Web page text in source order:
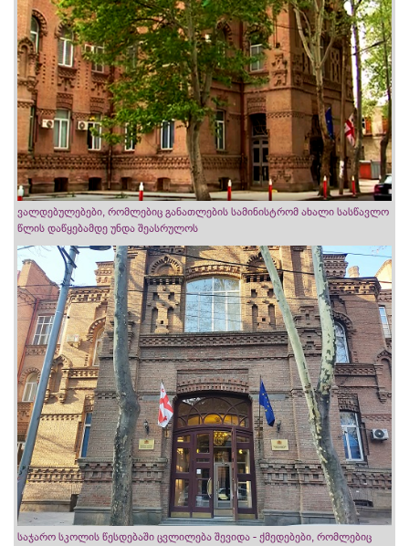
ვალდებულებები, რომლებიც განათლების სამინისტრომ ახალი სასწავლო
წლის დაწყებამდე უნდა შეასრულოს
საჯარო სკოლის წესდებაში ცვლილება შევიდა - ქმედებები, რომლებიც